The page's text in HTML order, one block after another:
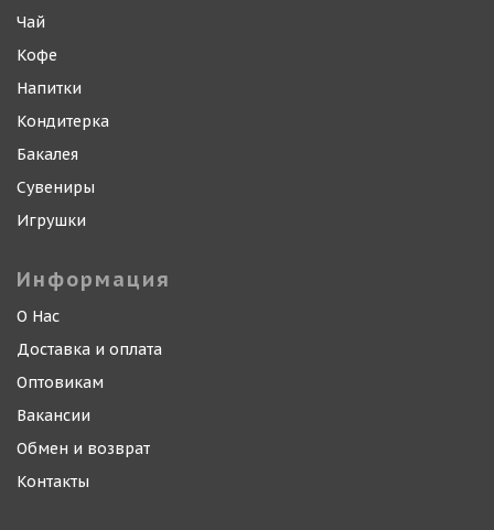
Чай
Кофе
Напитки
Кондитерка
Бакалея
Сувениры
Игрушки
Информация
О Нас
Доставка и оплата
Оптовикам
Вакансии
Обмен и возврат
Контакты